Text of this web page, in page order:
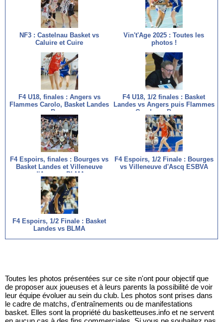
NF3 : Castelnau Basket vs
Caluire et Cuire
Vin't'Age 2025 : Toutes les
photos !
F4 U18, finales : Angers vs
Flammes Carolo, Basket Landes
vs Bourges
F4 U18, 1/2 finales : Basket
Landes vs Angers puis Flammes
Carolo vs Bourges
F4 Espoirs, finales : Bourges vs
Basket Landes et Villeneuve
d'Ascq vs BLMA
F4 Espoirs, 1/2 Finale : Bourges
vs Villeneuve d'Ascq ESBVA
F4 Espoirs, 1/2 Finale : Basket
Landes vs BLMA
Toutes les photos présentées sur ce site n'ont pour objectif que
de proposer aux joueuses et à leurs parents la possibilité de voir
leur équipe évoluer au sein du club. Les photos sont prises dans
le cadre de matchs, d'entraînements ou de manifestations
basket. Elles sont la propriété du basketteuses.info et ne servent